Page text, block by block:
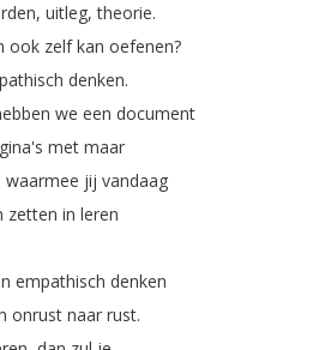
, uitleg,theorie.
ook zelf kan oefenen?
denken.
we een document
met maar
waarmee jij vandaag
zetten in leren
empathisch denken
onrust naar rust.